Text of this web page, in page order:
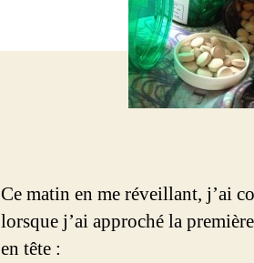
Ce matin en me réveillant, j’ai
lorsque j’ai approché la
en tête :